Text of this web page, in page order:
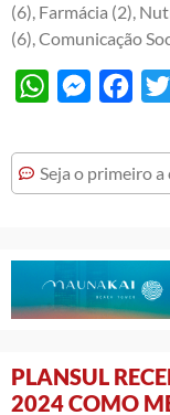
(6), Farmácia (2),
(6), Comunicação
WhatsAppMessenger
Seja o primeiro
PLANSUL
2024 COMO